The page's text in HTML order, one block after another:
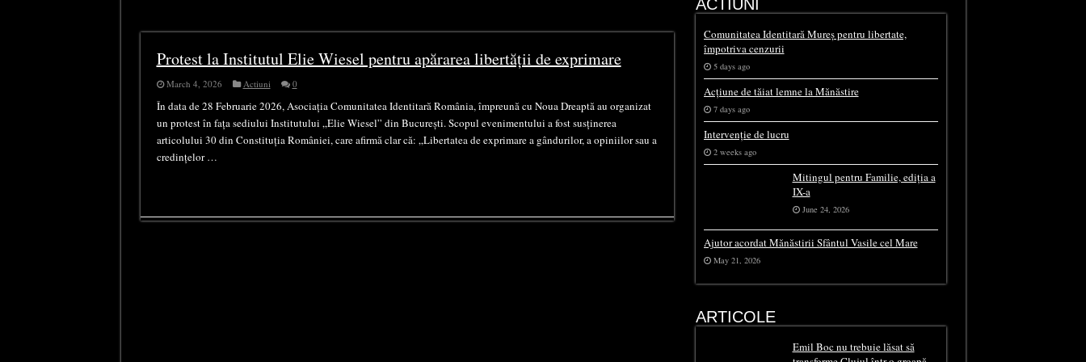
Protest la Institutul Elie Wiesel pentru apărarea libertății de exprimare
March 4, 2026 Actiuni 0
În data de 28 Februarie 2026, Asociația Comunitatea Identitară România, împreună cu Noua Dreaptă au organizat
un protest în fața sediului Institutului „Elie Wiesel” din București. Scopul evenimentului a fost susținerea
articolului 30 din Constituția României, care afirmă clar că: „Libertatea de exprimare a gândurilor, a opiniilor sau a
credințelor …
ACTIUNI
Comunitatea Identitară Mureș pentru libertate,
împotriva cenzurii
5 days ago
Acțiune de tăiat lemne la Mănăstire
7 days ago
Intervenție de lucru
2 weeks ago
Mitingul pentru Familie, ediția a
IX-a
June 24, 2026
Ajutor acordat Mănăstirii Sfântul Vasile cel Mare
May 21, 2026
ARTICOLE
Emil Boc nu trebuie lăsat să